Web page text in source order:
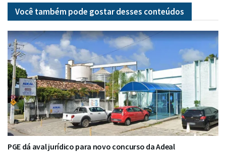
Você também pode gostar desses conteúdos
PGE dá aval jurídico para novo concurso da Adeal